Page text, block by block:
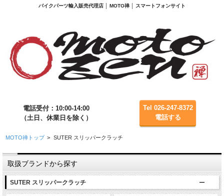
バイクパーツ輸入販売代理店 │ MOTO禅 │ スマートフォンサイト
電話受付：10:00-14:00
（土日、休業日を除く）
Tel 026-247-8372
電話する
MOTO禅トップ > SUTER スリッパークラッチ
取扱ブランドから探す
SUTER スリッパークラッチ